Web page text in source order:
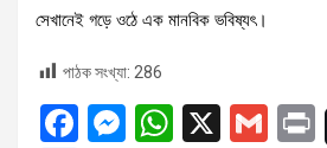
সেখানেই গড়ে ওঠে এক মানবিক ভবিষ্যৎ।
পাঠক সংখ্যা: 286
F
M W X
G